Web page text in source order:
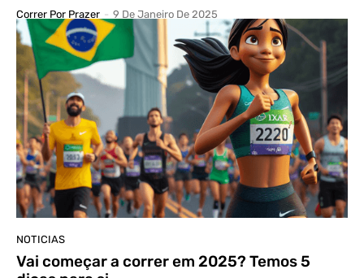
Correr Por Prazer - 9 De Janeiro De 2025
NOTICIAS
Vai começar a correr em 2025? Temos 5